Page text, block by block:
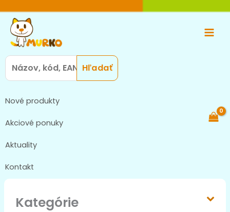
obsah
Main
Search
for:
Nové produkty
Akciové ponuky
Aktuality
Kontakt
Kategórie